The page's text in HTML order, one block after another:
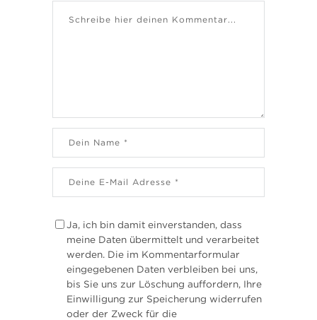
Ja, ich bin damit einverstanden, dass
meine Daten übermittelt und verarbeitet
werden. Die im Kommentarformular
eingegebenen Daten verbleiben bei uns,
bis Sie uns zur Löschung auffordern, Ihre
Einwilligung zur Speicherung widerrufen
oder der Zweck für die